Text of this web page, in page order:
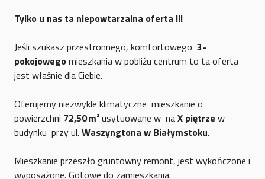
Tylko u nas ta niepowtarzalna oferta !!!
Jeśli szukasz przestronnego, komfortowego 3-
pokojowegomieszkania w pobliżu centrum to ta oferta
jest właśnie dla Ciebie.
Oferujemy niezwykle klimatyczne mieszkanie o
powierzchni 72,50 m²usytuowane w naX piętrze w
budynku przy ul. Waszyngtona w Białymstoku.
Mieszkanie przeszło gruntowny remont, jest wykończone i
wyposażone. Gotowe do zamieszkania.